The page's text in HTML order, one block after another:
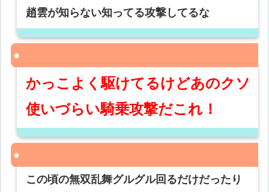
趙雲が知らない知ってる攻撃してるな
かっこよく駆けてるけどあのクソ
使いづらい騎乗攻撃だこれ！
この頃の無双乱舞グルグル回るだけだったり